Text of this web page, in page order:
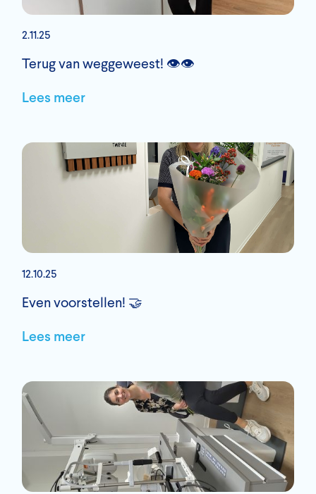
2.11.25
Terug van weggeweest! 👁️👁️
Lees meer
12.10.25
Even voorstellen! 🤝
Lees meer